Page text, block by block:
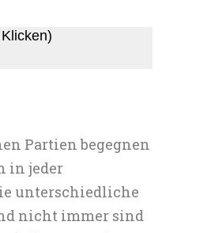
Partien begegnen
in jeder
unterschiedliche
nicht immer sind